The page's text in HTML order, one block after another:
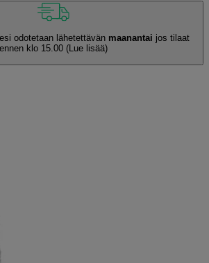
odotetaan lähetettävän maanantai jos tilaat
ennen klo 15.00 (Lue lisää)